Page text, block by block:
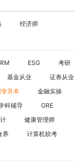
注册会计师)
会计师
HOT
化管理会计
经济师
ESG
考研
基金从业
证券从业
升本
金融实操
科辅导
GRE
健康管理师
养
计算机软考